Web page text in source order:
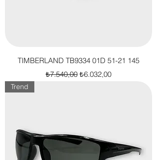
TIMBERLAND TB9334 01D 51-21 145
Normal Fiyat
₺7.540,00 İndirimli Fiyat
₺6.032,00
Trend